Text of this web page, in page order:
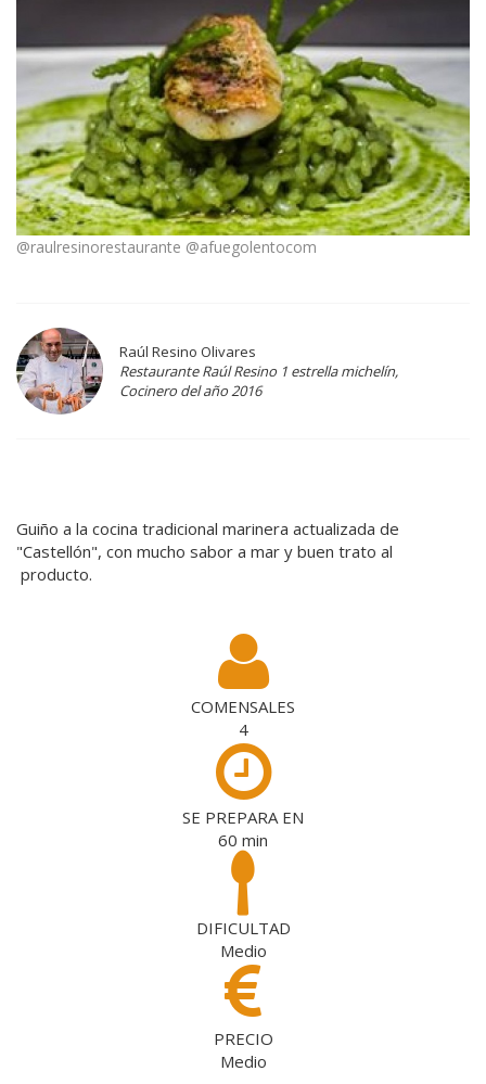
@raulresinorestaurante @afuegolentocom
Raúl Resino Olivares
Restaurante Raúl Resino 1 estrella michelín,
Cocinero del año 2016
Guiño a la cocina tradicional marinera actualizada de
"Castellón", con mucho sabor a mar y buen trato al
producto.
COMENSALES
4
SE PREPARA EN
60 min
DIFICULTAD
Medio
PRECIO
Medio